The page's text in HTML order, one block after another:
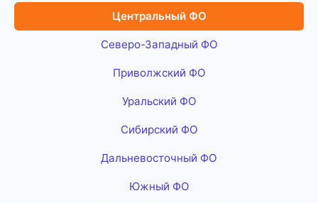
Центральный ФО
Северо-Западный ФО
Приволжский ФО
Уральский ФО
Сибирский ФО
Дальневосточный ФО
Южный ФО